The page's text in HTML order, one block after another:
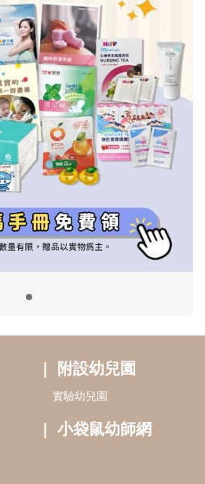
附設幼兒園
小袋鼠幼師網